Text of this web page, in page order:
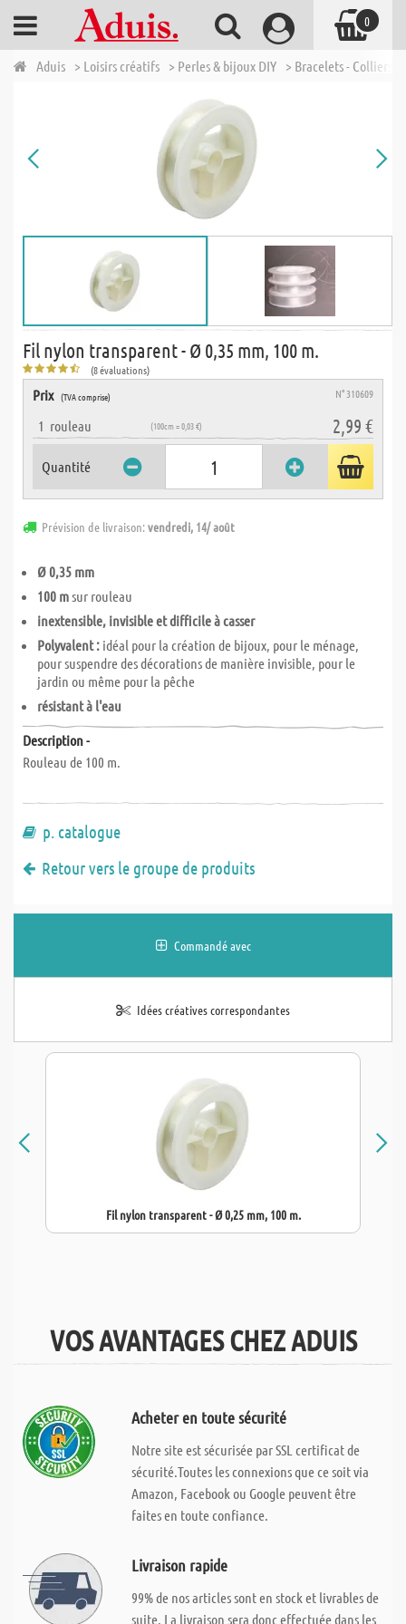
Aduis > Loisirs créatifs > Perles & bijoux DIY > Bracelets - Colliers -
Fil nylon transparent - Ø 0,35 mm, 100 m.
(8 évaluations)
Prix (TVA comprise) N° 310609
1 rouleau (100cm = 0,03 €) 2,99 €
Quantité
Prévision de livraison:vendredi, 14/ août
Ø 0,35 mm
100 msur rouleau
inextensible, invisible et difficile à casser
Polyvalent : idéal pour la création de bijoux, pour le ménage,
pour suspendre des décorations de manière invisible, pour le
jardin ou même pour la pêche
résistant à l'eau
Description -
Rouleau de 100 m.
p. catalogue
Retour vers le groupe de produits
Commandé avec
Idées créatives correspondantes
Fil nylon transparent - Ø 0,25 mm, 100 m.
VOS AVANTAGES CHEZ ADUIS
Acheter en toute sécurité
Notre site est sécurisée par SSL certificat de
sécurité.Toutes les connexions que ce soit via
Amazon, Facebook ou Google peuvent être
faites en toute confiance.
Livraison rapide
99% de nos articles sont en stock et livrables de
suite. La livraison sera donc effectuée dans les
0